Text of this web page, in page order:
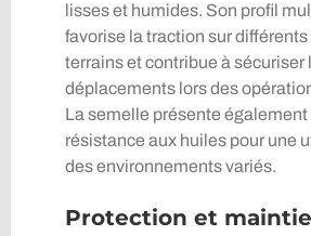
lisses et humides. Son profil
favorise la traction sur différents
terrains et contribue à sécuriser
déplacements lors des
La semelle présente également
résistance aux huiles pour une
des environnements variés.
Protection et